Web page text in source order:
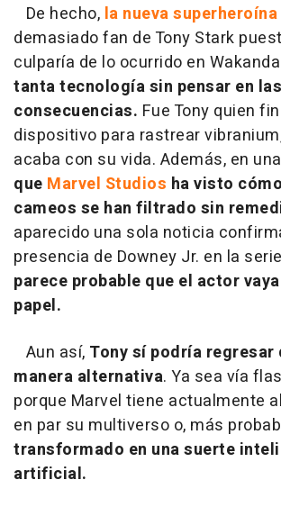
De hecho, la nueva superheroína
demasiado fan de Tony Stark
culparía de lo ocurrido en
tanta tecnología sin pensar en las
consecuencias. Fue Tony quien
dispositivo para rastrear
acaba con su vida. Además, en una
que Marvel Studios ha visto
cameos se han filtrado sin
aparecido una sola noticia
presencia de Downey Jr. en la
parece probable que el actor
papel.
Aun así, Tony sí podría regresar
manera alternativa. Ya sea vía
porque Marvel tiene actualmente
en par su multiverso o, más
transformado en una suerte
artificial.